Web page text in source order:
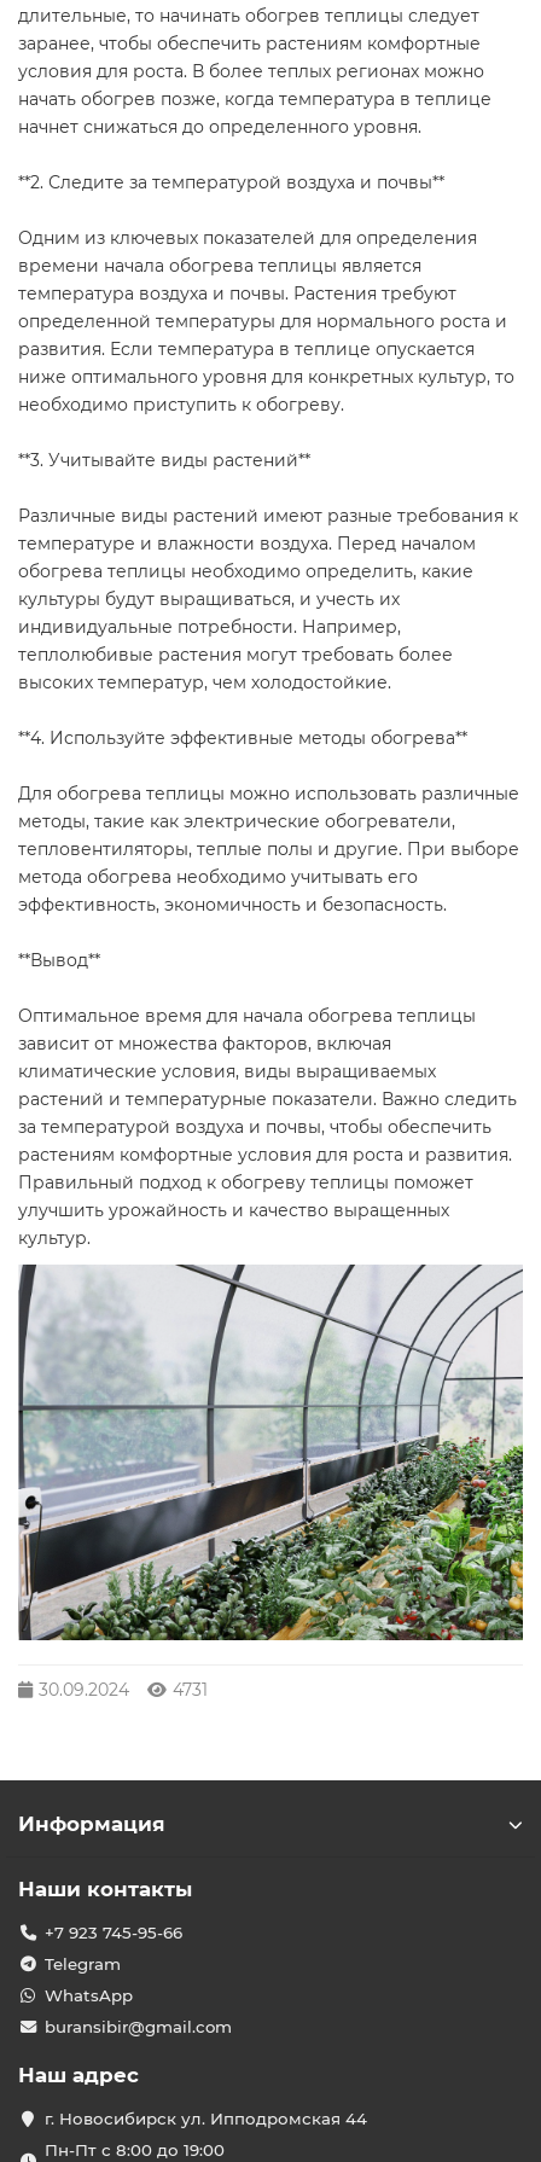
длительные, то начинать обогрев теплицы следует
заранее, чтобы обеспечить растениям комфортные
условия для роста. В более теплых регионах можно
начать обогрев позже, когда температура в теплице
начнет снижаться до определенного уровня.
**2. Следите за температурой воздуха и почвы**
Одним из ключевых показателей для определения
времени начала обогрева теплицы является
температура воздуха и почвы. Растения требуют
определенной температуры для нормального роста и
развития. Если температура в теплице опускается
ниже оптимального уровня для конкретных культур, то
необходимо приступить к обогреву.
**3. Учитывайте виды растений**
Различные виды растений имеют разные требования к
температуре и влажности воздуха. Перед началом
обогрева теплицы необходимо определить, какие
культуры будут выращиваться, и учесть их
индивидуальные потребности. Например,
теплолюбивые растения могут требовать более
высоких температур, чем холодостойкие.
**4. Используйте эффективные методы обогрева**
Для обогрева теплицы можно использовать различные
методы, такие как электрические обогреватели,
тепловентиляторы, теплые полы и другие. При выборе
метода обогрева необходимо учитывать его
эффективность, экономичность и безопасность.
**Вывод**
Оптимальное время для начала обогрева теплицы
зависит от множества факторов, включая
климатические условия, виды выращиваемых
растений и температурные показатели. Важно следить
за температурой воздуха и почвы, чтобы обеспечить
растениям комфортные условия для роста и развития.
Правильный подход к обогреву теплицы поможет
улучшить урожайность и качество выращенных
культур.
30.09.2024 4731
Информация
Наши контакты
+7 923 745-95-66
Telegram
WhatsApp
buransibir@gmail.com
Наш адрес
г. Новосибирск ул. Ипподромская 44
Пн-Пт с 8:00 до 19:00